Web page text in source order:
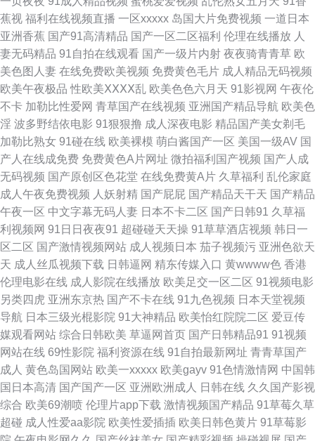
利导航91 天堂色情淫秽 亚洲av网站不卡在线 影音先锋av无码一区 91国产丝
袜射精 91色论坛 91视频网站 99福利在线观看 www中日韩欧美 第一福利av
导航 豆花视频91视频 国产精品自拍区 国产婷婷精品久久 九色国产夫妻九色
久久精品五 欧美不卡成人在线 欧美日韩成人精品综合 三级黄在线看看 午夜
成人精品一区 亚州av不卡 最新AV网址 91国产180部 91露脸熟女四川熟女
av柠檬福利导航 豆花官网进入免费吃瓜 國产狠插日 久久精品久 欧美色图
28p 日韩在线精品 亚洲黄色网址 在线伊人98 91Nav免费 超碰91中文字幕
91成人进入入口 国产综合第二区 精品产品精品精品综合 內射久久视频官网
人人人a∨av 婷婷丁香花一区 伊人久久网站上 中韩日干逼视频 91黄色官网入
口 91秦先生在线 91视频官网观看 激情婷婷色园 亚洲午夜AV电影 91副利免
费视频 91碰在线观看 92资源超碰在线 俺也去色官网站 后入高跟美女 久草网
成人 蜜桃草莓黄瓜app 日本清高福利91 夜夜撸2026俺来也 91大神导航 91
蕉视 福利在线视频直播 一区xxxxx 岛国大片免费视频 一道日本
亚洲香蕉 国产91高清精品 国产一区二区福利 伦理在线播放 人
妻无码精品 91自拍在线观看 国产一级片内射 夜夜骑青青草 欧
美色图人妻 在线免费欧美视频 免费黄色毛片 成人精品无码视频
欧美午夜极品 性欧美ⅩⅩⅩⅩ乱 欧美色色六月天 91影视网 午夜伦
不卡 加勒比性爱网 青草国产在线视频 亚洲国产精品导航 欧美色
淫 波多野结依电影 91狠狠撸 成人深夜电影 精品国产美女剃毛
加勒比熟女 91碰在线 欧美裸模 萌白酱国产一区 美国一级AV 国
产人在线成免费 免费黄色A片网址 微拍福利国产视频 国产人成
无码视频 国产原创区色花堂 在线免费黄A片 久草福利 乱伦家庭
成人午夜免费视频 人妖射精 国产屁屁 国产精品天干天 国产精品
午夜一区 中文字幕无码人妻 日本不卡二区 国产日韩91 久草福
利视频网 91日日夜夜91 超碰碰天天操 91草草酒店视频 韩日一
区二区 国产激情视频网站 成人视频日本 茄子视频污 亚洲色欲天
天 成人丝瓜视频下载 日韩逼网 精东传媒入口 黄wwww色 香港
伦理电影在线 成人影院在线播放 欧美足交一区二区 91视频电影
另类四虎 亚洲东京热 国产不卡在线 91九色视频 日本天堂视频
导航 日本三级光棍影院 91大神精品 欧美怡红院院二区 爱豆传
媒观看网站 综合日韩欧美 草逼网首页 国产日韩精品91 91视频
网站在线 69性影院 福利资源在线 91自拍最新网址 青青草国产
成人 黄色岛国网站 欧美一xxxxx 欧美gayv 91色情激情网 中国韩
国日本高清 国产国产一区 亚洲欧洲成人 日韩在线 久久国产影视
综合 欧美69潮喷 伦理片app下载 激情视频国产精品 91草莓久草
超碰 成人性爱aa影院 欧美性爱插插 欧美日韩色黄片 91草莓影